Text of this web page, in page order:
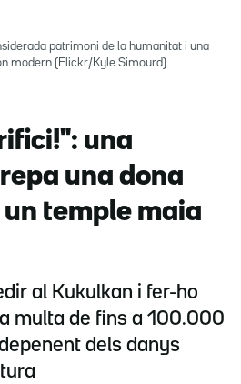
patrimoni de la humanitat i una
modern (Flickr/Kyle Simourd)
una
una dona
temple maia
al Kukulkan i fer-ho
multa de fins a 100.000
dels danys